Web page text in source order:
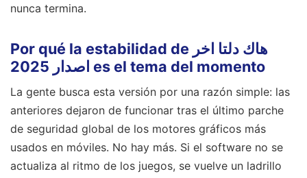
nunca termina.
Por qué la estabilidad de هاك دلتا اخر
اصدار 2025 es el tema del momento
La gente busca esta versión por una razón simple: las
anteriores dejaron de funcionar tras el último parche
de seguridad global de los motores gráficos más
usados en móviles. No hay más. Si el software no se
actualiza al ritmo de los juegos, se vuelve un ladrillo